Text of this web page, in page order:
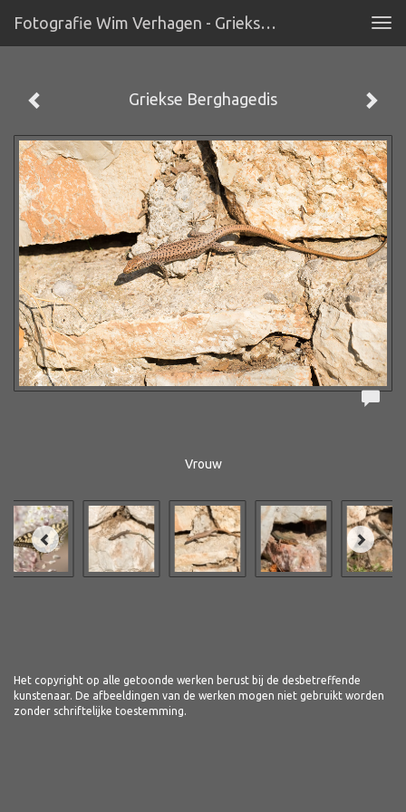
Fotografie Wim Verhagen - Griekse Berghagedis
Griekse Berghagedis
Vrouw
Het copyright op alle getoonde werken berust bij de desbetreffende
kunstenaar. De afbeeldingen van de werken mogen niet gebruikt worden
zonder schriftelijke toestemming.